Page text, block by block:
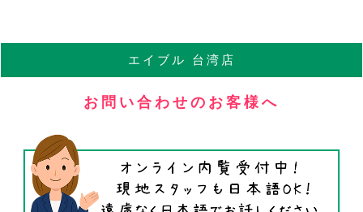
エイブル 台湾店
お問い合わせのお客様へ